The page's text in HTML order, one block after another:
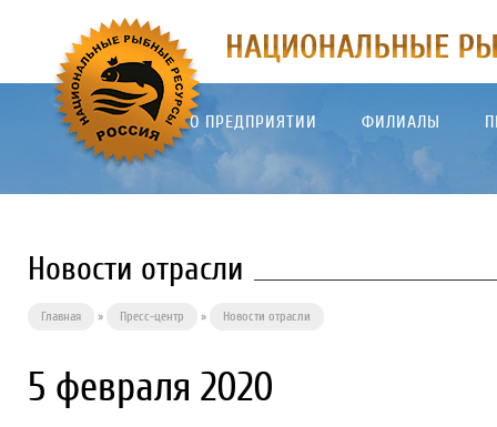
О ПРЕДПРИЯТИИ ФИЛИАЛЫ
Новости отрасли
Главная » Пресс-центр » Новости отрасли
5 февраля 2020